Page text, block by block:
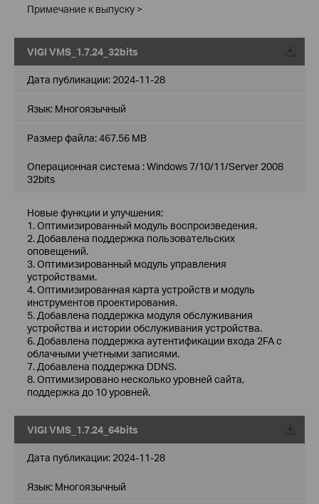
Примечание к выпуску >
VIGI VMS_1.7.24_32bits
Дата публикации: 2024-11-28
Язык: Многоязычный
Размер файла:467.56 MB
Операционная система : Windows 7/10/11/Server 2008
32bits
Новые функции и улучшения:
1. Оптимизированный модуль воспроизведения.
2. Добавлена ​​поддержка пользовательских
оповещений.
3. Оптимизированный модуль управления
устройствами.
4. Оптимизированная карта устройств и модуль
инструментов проектирования.
5. Добавлена ​​поддержка модуля обслуживания
устройства и истории обслуживания устройства.
6. Добавлена ​​поддержка аутентификации входа 2FA с
облачными учетными записями.
7. Добавлена ​​поддержка DDNS.
8. Оптимизировано несколько уровней сайта,
поддержка до 10 уровней.
VIGI VMS_1.7.24_64bits
Дата публикации: 2024-11-28
Язык: Многоязычный